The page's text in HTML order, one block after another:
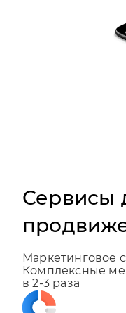
Сервисы
Маркетинговое
Комплексные
в 2-3 раза